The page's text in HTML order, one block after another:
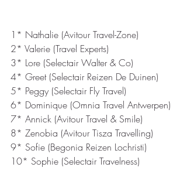
1* Nathalie (Avitour Travel-Zone)
2* Valerie (Travel Experts)
3* Lore (Selectair Walter & Co)
4* Greet (Selectair Reizen De Duinen)
5* Peggy (Selectair Fly Travel)
6* Dominique (Omnia Travel Antwerpen)
7* Annick (Avitour Travel & Smile)
8* Zenobia (Avitour Tisza Travelling)
9* Sofie (Begonia Reizen Lochristi)
10* Sophie (Selectair Travelness)